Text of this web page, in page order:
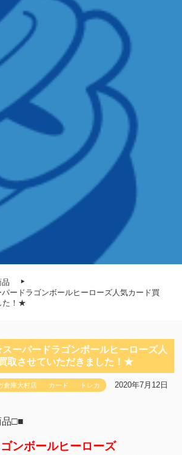
ードラゴンボールヒーローズ人気カード買
た！★
ーパードラゴンボールヒーローズ人
取させていただきました！★
倉庫大村店 カード トレカ 2020年7月12日
品□■
ンボールヒーローズ